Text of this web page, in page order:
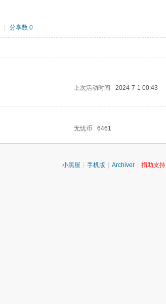
分享数 0
上次活动时间
2024-7-1 00:43
无忧币 6461
小黑屋 手机版 Archiver 捐助支持